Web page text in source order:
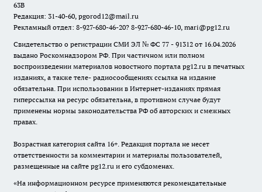
63В
Редакция: 31-40-60, pgorod12@mail.ru
Рекламный отдел: 8-927-680-46-20? 8-927-680-46-10, mari@pg12.ru
Свидетельство о регистрации СМИ ЭЛ № ФС 77 - 91312 от 16.04.2026
выдано Роскомнадзором РФ. При частичном или полном
воспроизведении материалов новостного портала pg12.ru в печатных
изданиях, а также теле- радиосообщениях ссылка на издание
обязательна. При использовании в Интернет-изданиях прямая
гиперссылка на ресурс обязательна, в противном случае будут
применены нормы законодательства РФ об авторских и смежных
правах.
Возрастная категория сайта 16+. Редакция портала не несет
ответственности за комментарии и материалы пользователей,
размещенные на сайте pg12.ru и его субдоменах.
«На информационном ресурсе применяются рекомендательные